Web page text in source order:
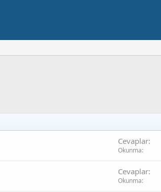
Cevaplar
Okunma
Cevaplar
Okunma